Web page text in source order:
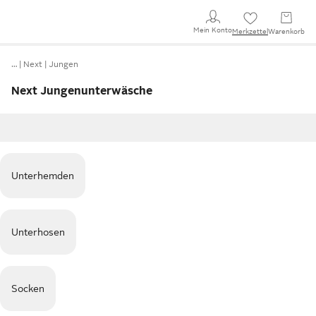
Mein KontoMerkzettel Warenkorb
… Next Jungen
Next Jungenunterwäsche
Unterhemden
Unterhosen
Socken